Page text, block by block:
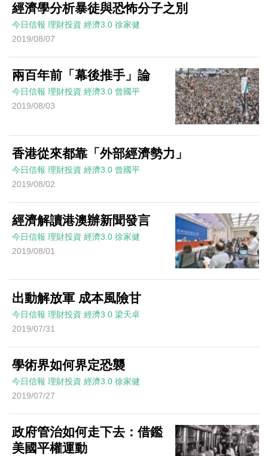
經濟學分析暴徒與恐怖分子之別
今日信報 理財投資 經濟3.0 徐家健
2019/08/07
兩百年前「幕後推手」論
今日信報 理財投資 經濟3.0 曾國平
2019/08/03
香港從來都靠「外部經濟勢力」
今日信報 理財投資 經濟3.0 曾國平
2019/08/02
經濟解讀港澳辦新聞發言
今日信報 理財投資 經濟3.0 徐家健
2019/08/01
出動解放軍 成本風險甘
今日信報 理財投資 經濟3.0 梁天卓
2019/07/31
學術界如何界定恐襲
今日信報 理財投資 經濟3.0 徐家健
2019/07/27
政府管治如何走下去：借鑑
美國平權運動